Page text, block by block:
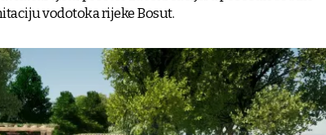
vodotoka rijeke Bosut.